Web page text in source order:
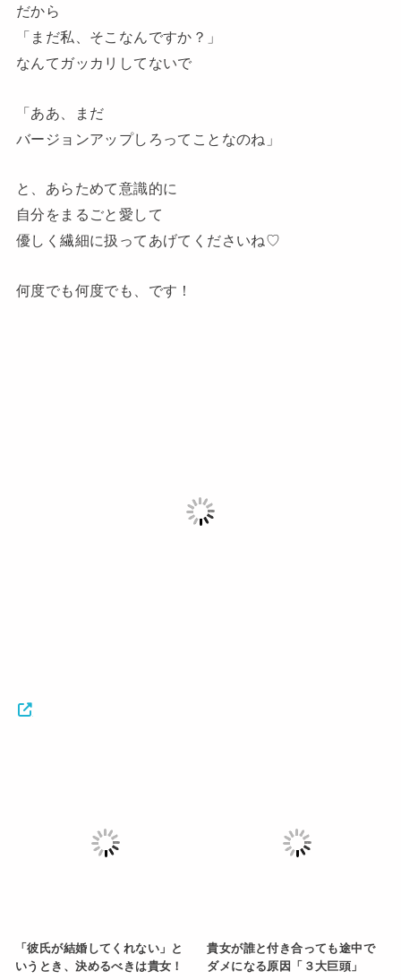
だから
「まだ私、そこなんですか？」
なんてガッカリしてないで
「ああ、まだ
バージョンアップしろってことなのね」
と、あらためて意識的に
自分をまるごと愛して
優しく繊細に扱ってあげてくださいね♡
何度でも何度でも、です！
「彼氏が結婚してくれない」と
いうとき、決めるべきは貴女！
貴女が誰と付き合っても途中で
ダメになる原因「３大巨頭」